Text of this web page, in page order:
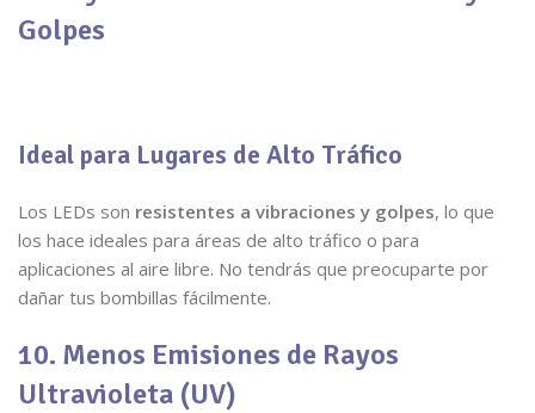
Golpes
Ideal para Lugares de Alto Tráfico
Los LEDs son resistentes a vibraciones y golpes, lo que
los hace ideales para áreas de alto tráfico o para
aplicaciones al aire libre. No tendrás que preocuparte por
dañar tus bombillas fácilmente.
10. Menos Emisiones de Rayos
Ultravioleta (UV)